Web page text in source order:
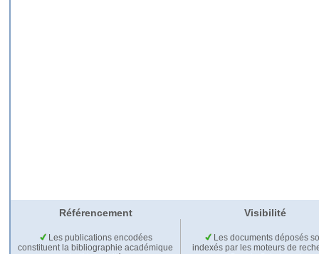
Référencement Visibilité
Les publications encodées
constituent la bibliographie académique
Les documents déposés
indexés par les moteurs de